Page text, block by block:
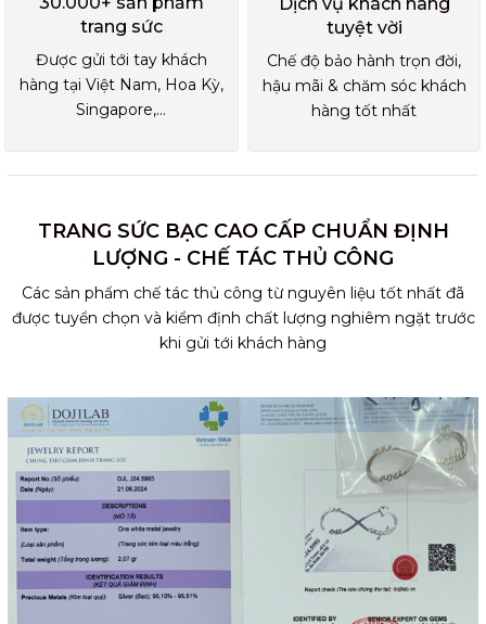
trang sức
Được gửi tới tay khách
hàng tại Việt Nam, Hoa Kỳ,
Singapore,...
tuyệt vời
Chế độ bảo hành trọn đời,
hậu mãi & chăm sóc khách
hàng tốt nhất
TRANG SỨC BẠC CAO CẤP CHUẨN ĐỊNH
LƯỢNG - CHẾ TÁC THỦ CÔNG
Các sản phẩm chế tác thủ công từ nguyên liệu tốt nhất đã
được tuyển chọn và kiểm định chất lượng nghiêm ngặt trước
khi gửi tới khách hàng